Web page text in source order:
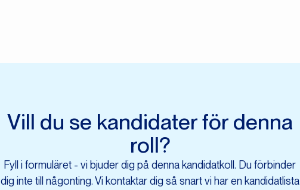
Vill du se kandidater för denna
roll?
Fyll i formuläret - vi bjuder dig på denna kandidatkoll. Du förbinder
dig inte till någonting. Vi kontaktar dig så snart vi har en kandidatlista